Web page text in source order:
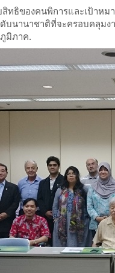
ทธิของคนพิการและเป้าห
บนานาชาติที่จะครอบคลุม
มิภาค.